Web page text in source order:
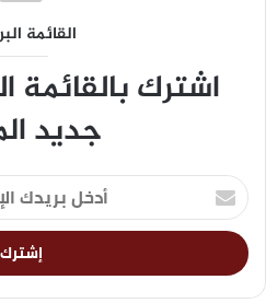
القائمة
اشترك بالقائمة
جديد